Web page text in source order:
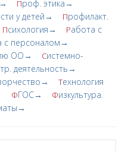
Проф. этика→
у детей→ Профилакт.
Психология→ Работа с
с персоналом→
ОО→ Системно-
деятельность→
Технология
ФГОС→ Физкультура.